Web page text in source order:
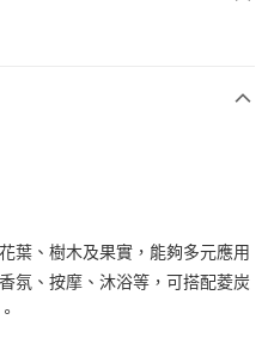
葉、樹木及果實，能夠多元應用
、按摩、沐浴等，可搭配菱炭